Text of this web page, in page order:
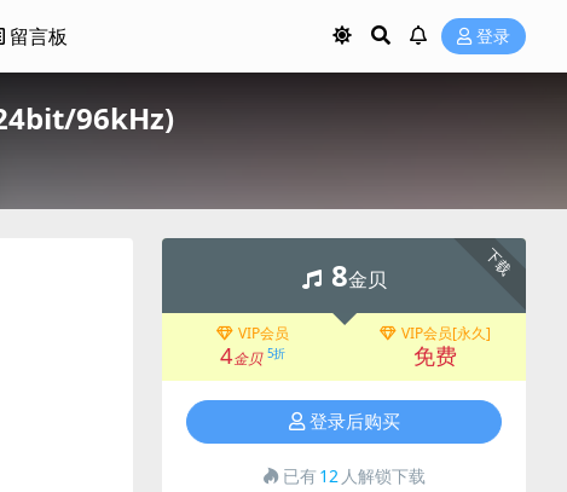
留言板 登录
96kHz)
下载
8金贝
VIP会员
4金贝 5折
VIP会员[永久]
免费
登录后购买
已有12 人解锁下载